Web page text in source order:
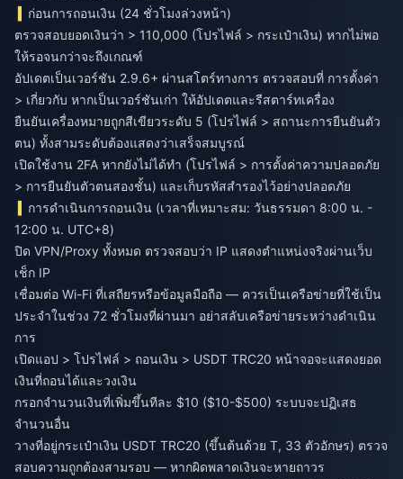
ก่อนการถอนเงิน (24 ชั่วโมงล่วงหน้า)
ตรวจสอบยอดเงินว่า > 110,000 (โปรไฟล์ > กระเป๋าเงิน) หากไม่พอ
ให้รอจนกว่าจะถึงเกณฑ์
อัปเดตเป็นเวอร์ชัน 2.9.6+ ผ่านสโตร์ทางการ ตรวจสอบที่ การตั้งค่า
> เกี่ยวกับ หากเป็นเวอร์ชันเก่า ให้อัปเดตและรีสตาร์ทเครื่อง
ยืนยันเครื่องหมายถูกสีเขียวระดับ 5 (โปรไฟล์ > สถานะการยืนยันตัว
ตน) ทั้งสามระดับต้องแสดงว่าเสร็จสมบูรณ์
เปิดใช้งาน 2FA หากยังไม่ได้ทำ (โปรไฟล์ > การตั้งค่าความปลอดภัย
> การยืนยันตัวตนสองชั้น) และเก็บรหัสสำรองไว้อย่างปลอดภัย
การดำเนินการถอนเงิน (เวลาที่เหมาะสม: วันธรรมดา 8:00 น. -
12:00 น. UTC+8)
ปิด VPN/Proxy ทั้งหมด ตรวจสอบว่า IP แสดงตำแหน่งจริงผ่านเว็บ
เช็ก IP
เชื่อมต่อ Wi-Fi ที่เสถียรหรือข้อมูลมือถือ — ควรเป็นเครือข่ายที่ใช้เป็น
ประจำในช่วง 72 ชั่วโมงที่ผ่านมา อย่าสลับเครือข่ายระหว่างดำเนิน
การ
เปิดแอป > โปรไฟล์ > ถอนเงิน > USDT TRC20 หน้าจอจะแสดงยอด
เงินที่ถอนได้และวงเงิน
กรอกจำนวนเงินที่เพิ่มขึ้นทีละ $10 ($10-$500) ระบบจะปฏิเสธ
จำนวนอื่น
วางที่อยู่กระเป๋าเงิน USDT TRC20 (ขึ้นต้นด้วย T, 33 ตัวอักษร) ตรวจ
สอบความถูกต้องสามรอบ — หากผิดพลาดเงินจะหายถาวร